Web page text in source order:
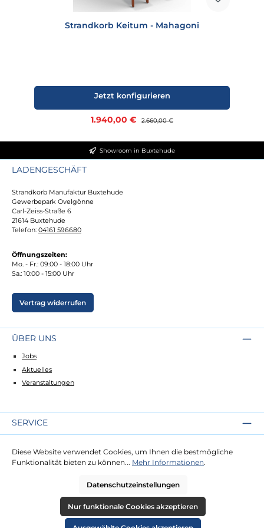
Strandkorb Keitum - Mahagoni
Verkaufspreis:
1.940,00 € Regulärer Preis:
2.660,00 €
Jetzt konfigurieren
Showroom in Buxtehude
LADENGESCHÄFT
Strandkorb Manufaktur Buxtehude
Gewerbepark Ovelgönne
Carl-Zeiss-Straße 6
21614 Buxtehude
Telefon: 04161 596680
Öffnungszeiten:
Mo. - Fr.: 09:00 - 18:00 Uhr
Sa.: 10:00 - 15:00 Uhr
Vertrag widerrufen
ÜBER UNS
Jobs
Aktuelles
Veranstaltungen
SERVICE
Lieferung
Zahlung
RECHTLICHES
Diese Website verwendet Cookies, um Ihnen die bestmögliche
Funktionalität bieten zu können... Mehr Informationen.
Datenschutzeinstellungen
Nur funktionale Cookies akzeptieren